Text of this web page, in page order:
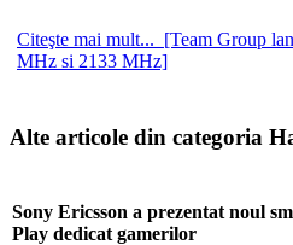
Citeşte mai mult... [Team Group
MHz si 2133 MHz]
Alte articole din categoria
Sony Ericsson a prezentat noul
Play dedicat gamerilor